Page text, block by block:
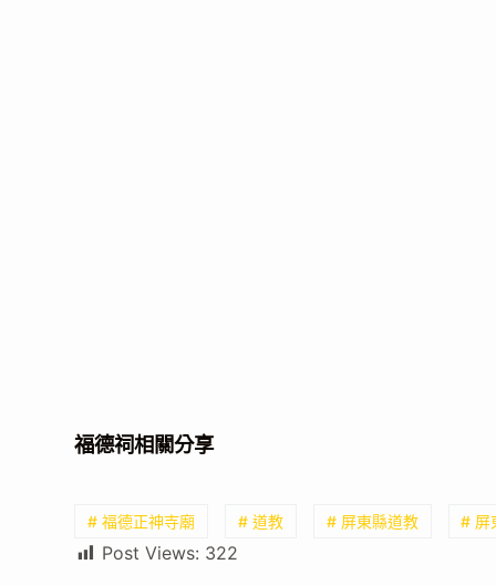
福德祠相關分享
# 福德正神寺廟 # 道教 # 屏東縣道教 # 屏
Post Views: 322